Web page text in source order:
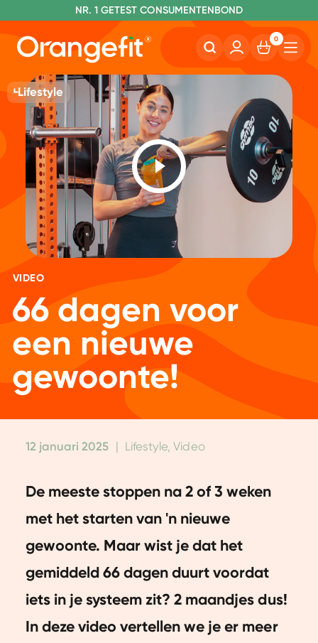
NR. 1 GETEST CONSUMENTENBOND
0
VIDEO
66 dagen voor
een nieuwe
gewoonte!
Lifestyle
12 januari 2025 | Lifestyle, Video
De meeste stoppen na 2 of 3 weken
met het starten van 'n nieuwe
gewoonte. Maar wist je dat het
gemiddeld 66 dagen duurt voordat
iets in je systeem zit? 2 maandjes dus!
In deze video vertellen we je er meer